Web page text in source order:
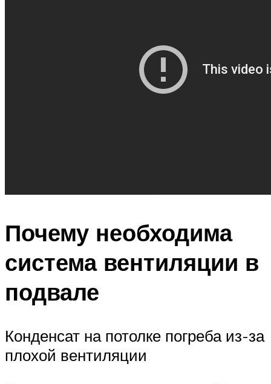
Почему необходима
система вентиляции в
подвале
Конденсат на потолке погреба из-за
плохой вентиляции